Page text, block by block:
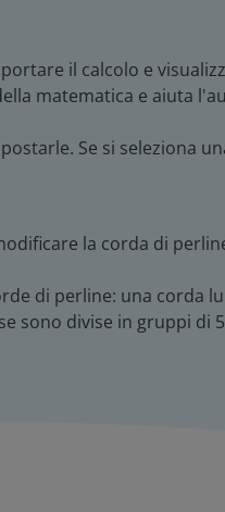
il calcolo e
matematica e aiuta
Se si seleziona
la corda di
di perline: una corda
sono divise in gruppi di